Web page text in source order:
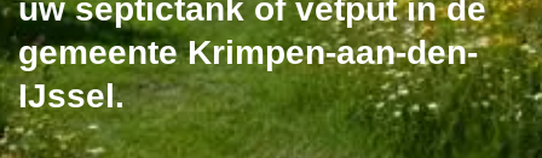
uw septictank of vetput in de
gemeente Krimpen-aan-den-
IJssel.